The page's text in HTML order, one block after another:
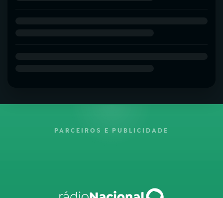
PARCEIROS E PUBLICIDADE